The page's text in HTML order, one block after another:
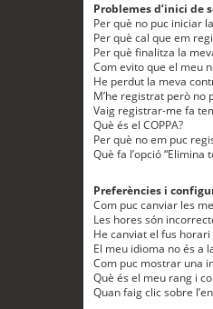
Problemes d’inici de
Per què no puc iniciar
Per què cal que em
Per què finalitza la
Com evito que el meu
He perdut la meva
M’he registrat però no
Vaig registrar-me fa
Què és el COPPA?
Per què no em puc
Què fa l’opció
Preferències i
Com puc canviar les
Les hores són
He canviat el fus
El meu idioma no és a
Com puc mostrar una
Què és el meu rang i
Quan faig clic sobre